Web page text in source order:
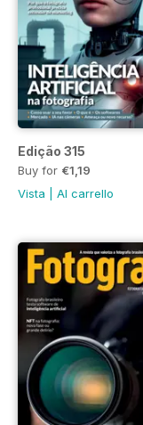
Edição 315
Buy for €1,19
Vista
Al carrello